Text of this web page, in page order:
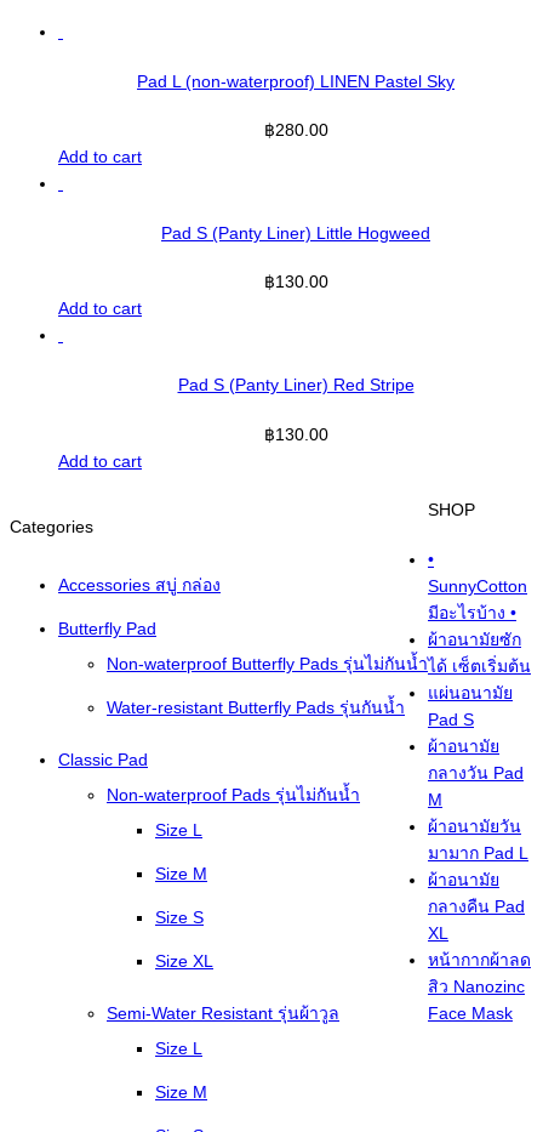
Pad L (non-waterproof) LINEN Pastel Sky
฿280.00
Add to cart
Pad S (Panty Liner) Little Hogweed
฿130.00
Add to cart
Pad S (Panty Liner) Red Stripe
฿130.00
Add to cart
Categories
Accessories สบู่ กล่อง
Butterfly Pad
Non-waterproof Butterfly Pads รุ่นไม่กันน้ำ
Water-resistant Butterfly Pads รุ่นกันน้ำ
Classic Pad
Non-waterproof Pads รุ่นไม่กันน้ำ
Size L
Size M
Size S
Size XL
Semi-Water Resistant รุ่นผ้าวูล
Size L
Size M
SHOP
•
SunnyCotton
มีอะไรบ้าง •
ผ้าอนามัยซัก
ได้ เซ็ตเริ่มต้น
แผ่นอนามัย
Pad S
ผ้าอนามัย
กลางวัน Pad
M
ผ้าอนามัยวัน
มามาก Pad L
ผ้าอนามัย
กลางคืน Pad
XL
หน้ากากผ้าลด
สิว Nanozinc
Face Mask